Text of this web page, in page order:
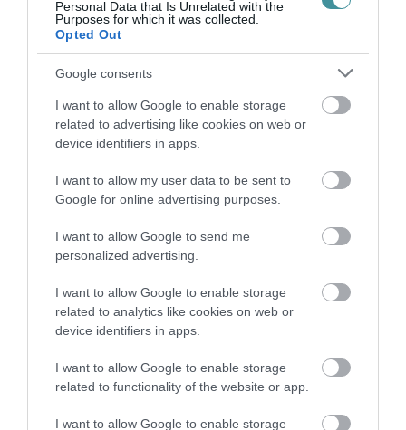
Personal Data that Is Unrelated with the
Purposes for which it was collected.
Opted Out
Google consents
I want to allow Google to enable storage
related to advertising like cookies on web or
device identifiers in apps.
I want to allow my user data to be sent to
Google for online advertising purposes.
I want to allow Google to send me
personalized advertising.
I want to allow Google to enable storage
related to analytics like cookies on web or
device identifiers in apps.
I want to allow Google to enable storage
related to functionality of the website or app.
I want to allow Google to enable storage
Csak ezt senki nem tanítja rendesen. Mert
ugyan az iskolában megtanítják, hogyan kell
olvasni. Ám sokkal kevesebb szó esik arról,
hogyan kell abbahagyni az olvasást ott, ahol
már csak rángatnak minket. Hogyan kell
felismerni, hogy egy tartalom nem ad, csak
nyitva tartja a szádat az újabb inger előtt.
Hogyan kell kiválasztani, mi érdemel öt percet
az életedből, és mi az, ami csak ügyesen lop.
A döntés itt kezdődik.
Nem abban, hogy leteszed-e végleg a telefont.
Valószínűleg nem teszed le. Én sem. A kérdés
egyszerűbb és kínosabb: marad-e a napodban
akár 20 perc egy összefüggő